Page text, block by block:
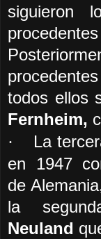
siguieron
todos ellos
Fernheim,
·
La
en 1947
de
la
Neuland